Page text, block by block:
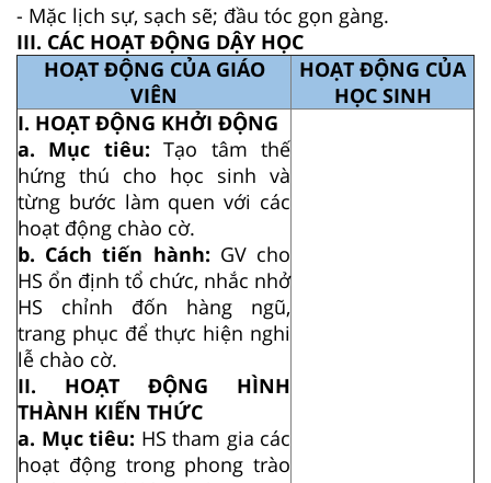
- Mặc lịch sự, sạch sẽ; đầu tóc gọn gàng.
III. CÁC HOẠT ĐỘNG DẬY HỌC
HOẠT ĐỘNG CỦA GIÁO
VIÊN
HOẠT ĐỘNG CỦA
HỌC SINH
I. HOẠT ĐỘNG KHỞI ĐỘNG
a. Mục tiêu:Tạo tâm thế
hứng thú cho học sinh và
từng bước làm quen với các
hoạt động chào cờ.
b. Cách tiến hành: GV cho
HS ổn định tổ chức, nhắc nhở
HS chỉnh đốn hàng ngũ,
trang phục để thực hiện nghi
lễ chào cờ.
II. HOẠT ĐỘNG HÌNH
THÀNH KIẾN THỨC
a. Mục tiêu: HS tham gia các
hoạt động trong phong trào